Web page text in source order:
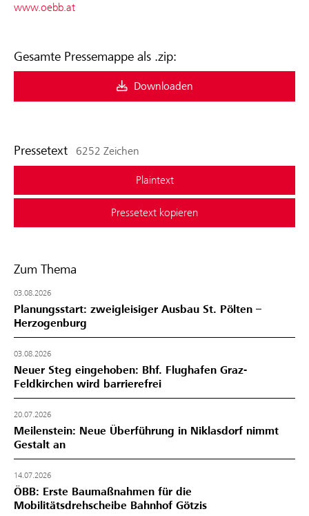
www.oebb.at
Gesamte Pressemappe als .zip:
Downloaden
Pressetext 6252 Zeichen
Plaintext
Pressetext kopieren
Zum Thema
03.08.2026
Planungsstart: zweigleisiger Ausbau St. Pölten –
Herzogenburg
03.08.2026
Neuer Steg eingehoben: Bhf. Flughafen Graz-
Feldkirchen wird barrierefrei
20.07.2026
Meilenstein: Neue Überführung in Niklasdorf nimmt
Gestalt an
14.07.2026
ÖBB: Erste Baumaßnahmen für die
Mobilitätsdrehscheibe Bahnhof Götzis